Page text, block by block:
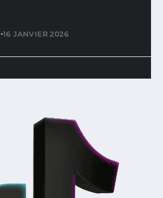
•16 JANVIER 2026